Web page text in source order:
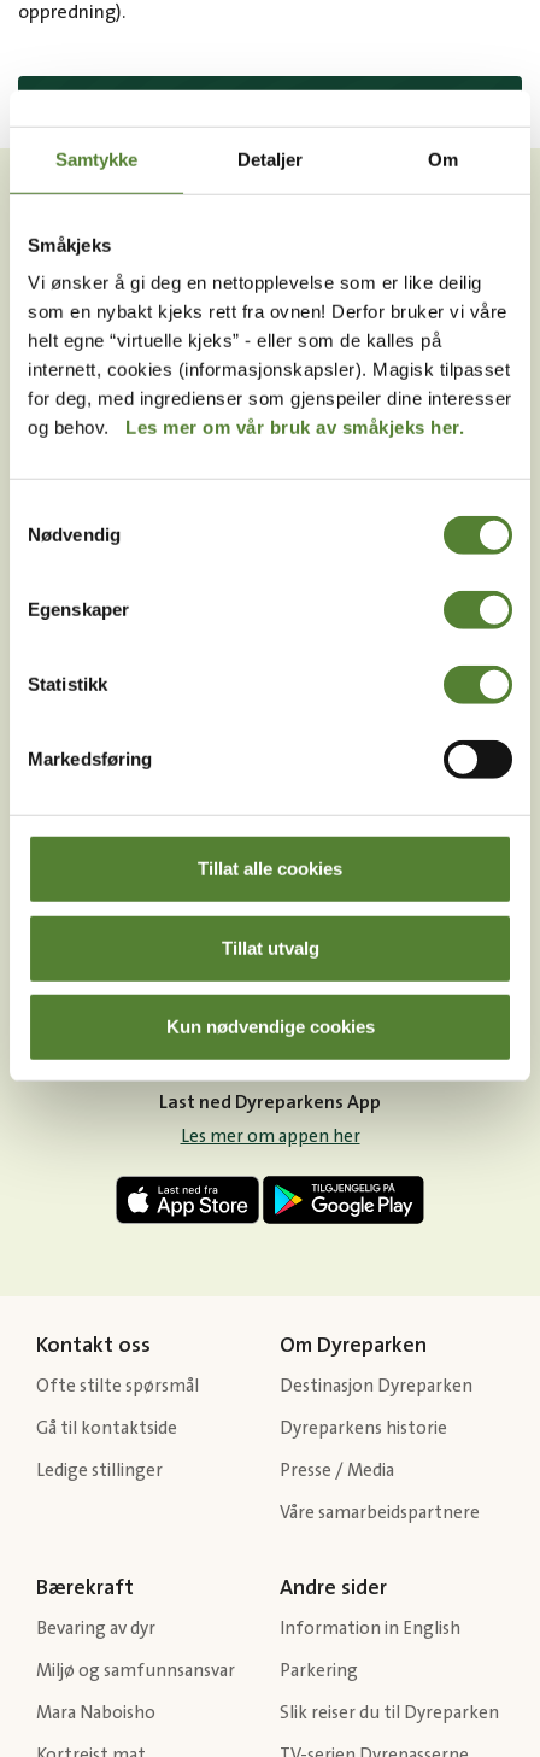
Samtykke Detaljer Om
Småkjeks
Vi ønsker å gi deg en nettopplevelse som er like deilig
som en nybakt kjeks rett fra ovnen! Derfor bruker vi våre
helt egne “virtuelle kjeks” - eller som de kalles på
internett, cookies (informasjonskapsler). Magisk tilpasset
for deg, med ingredienser som gjenspeiler dine interesser
og behov. Les mer om vår bruk av småkjeks her.
Nødvendig
Egenskaper
Statistikk
Markedsføring
Tillat alle cookies
Tillat utvalg
Kun nødvendige cookies
oppredning).
VIL DU HA NYHETSBREV FRA
OSS?
Melder du deg på Dyreparkens nyhetsbrev får du
unike tilbud og nyheter. Uten nyhetsbrev går du glipp
av mange fordeler.
MELD MEG PÅ
Instagram Snapchat
Youtube
Last ned Dyreparkens App
Les mer om appen her
Kontakt oss
Ofte stilte spørsmål
Gå til kontaktside
Ledige stillinger
Om Dyreparken
Destinasjon Dyreparken
Dyreparkens historie
Presse / Media
Våre samarbeidspartnere
Bærekraft
Bevaring av dyr
Miljø og samfunnsansvar
Mara Naboisho
Andre sider
Information in English
Parkering
Slik reiser du til Dyreparken